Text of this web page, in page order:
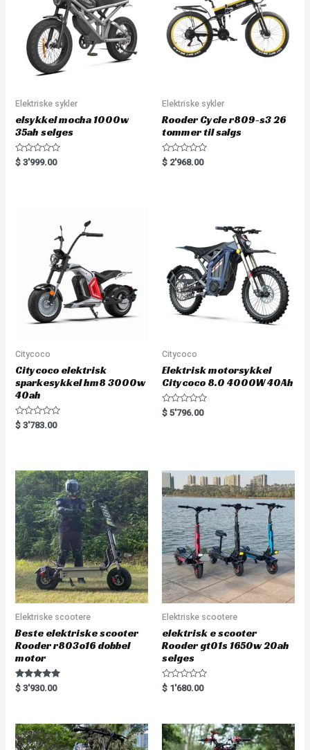
Elektriske sykler
elsykkel mocha 1000w
35ah selges
R
a
$ 3'999.00
Elektriske sykler
Rooder Cycle r809-s3 26
tommer til salgs
R
a
$ 2'968.00
Citycoco
Citycoco elektrisk
sparkesykkel hm8 3000w
40ah
R
a
o
u
t
o
f
5
$ 3'783.00
Citycoco
Elektrisk motorsykkel
Citycoco 8.0 4000W 40Ah
R
a
u
o
f
5
$ 5'796.00
Elektriske scootere
Beste elektriske scooter
Rooder r803o16 dobbel
motor
Rated
5.00
$ 3'930.00
Elektriske scootere
elektrisk e scooter
Rooder gt01s 1650w 20ah
selges
R
a
0
o
u
$ 1'680.00